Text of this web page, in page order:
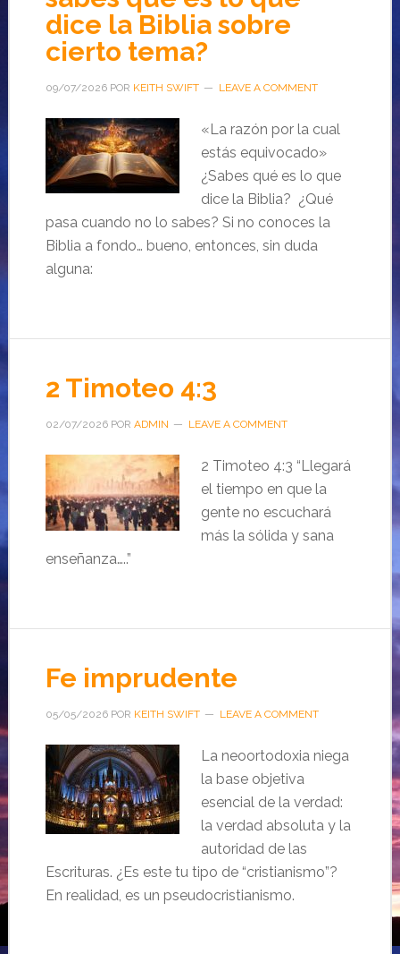
dice la Biblia sobre
cierto tema?
09/07/2026POR KEITH SWIFT LEAVE A COMMENT
«La razón por la cual
estás equivocado»
¿Sabes qué es lo que
dice la Biblia? ¿Qué
pasa cuando no lo sabes? Si no conoces la
Biblia a fondo… bueno, entonces, sin duda
alguna:
2 Timoteo 4:3
02/07/2026POR ADMIN LEAVE A COMMENT
2 Timoteo 4:3 “Llegará
el tiempo en que la
gente no escuchará
más la sólida y sana
enseñanza…..”
Fe imprudente
05/05/2026POR KEITH SWIFT LEAVE A COMMENT
La neoortodoxia niega
la base objetiva
esencial de la verdad:
la verdad absoluta y la
autoridad de las
Escrituras. ¿Es este tu tipo de “cristianismo”?
En realidad, es un pseudocristianismo.